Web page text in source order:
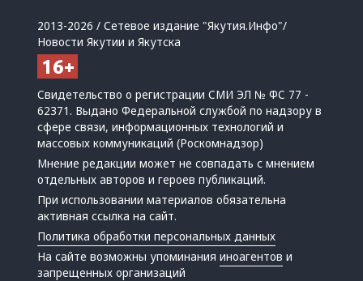
2013-2026 / Сетевое издание "Якутия.Инфо"/
Новости Якутии и Якутска
Свидетельство о регистрации СМИ ЭЛ № ФС 77 -
62371. Выдано Федеральной службой по надзору в
сфере связи, информационных технологий и
массовых коммуникаций (Роскомнадзор)
Мнение редакции может не совпадать с мнением
отдельных авторов и героев публикаций.
При использовании материалов обязательна
активная ссылка на сайт.
Политика обработки персональных данных
На сайте возможны упоминанияиноагентов и
запрещенных организаций